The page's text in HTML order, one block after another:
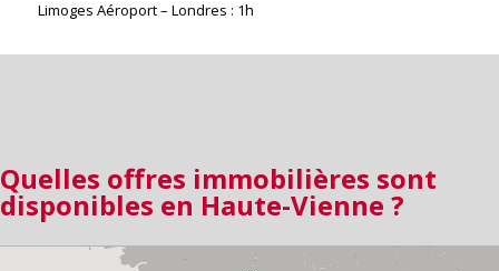
Limoges Aéroport – Londres : 1h
Quelles offres immobilières sont
disponibles en Haute-Vienne ?